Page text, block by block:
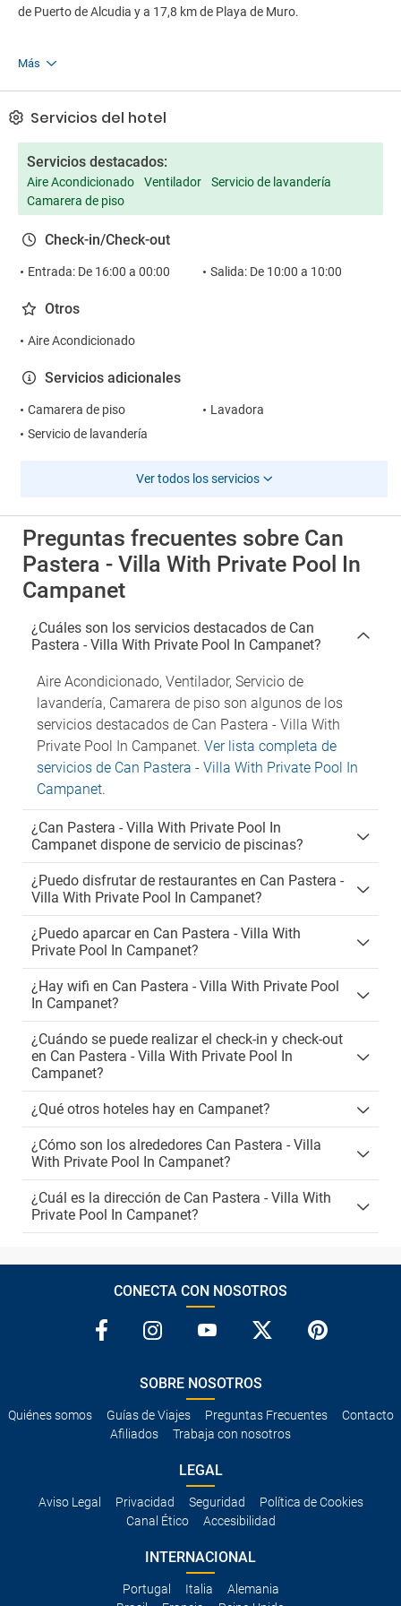
coche ya que la parada de bus más próxima está a 650 m, en
Campanet. En el pueblo también encontrará supermercado,
en Inca.
de Puerto de Alcudia y a 17,8 km de Playa de Muro.
Más
Servicios del hotel
Servicios destacados:
Aire Acondicionado Ventilador
Servicio de lavandería
Camarera de piso
Check-in/Check-out
Entrada: De 16:00 a 00:00 Salida: De 10:00 a 10:00
Otros
Aire Acondicionado
Servicios adicionales
Camarera de piso
Lavadora
Servicio de lavandería
Ver todos los servicios
Preguntas frecuentes sobre Can
Pastera - Villa With Private Pool In
Campanet
¿Cuáles son los servicios destacados de Can
Pastera - Villa With Private Pool In Campanet?
Aire Acondicionado, Ventilador, Servicio de
lavandería, Camarera de piso son algunos de los
servicios destacados de Can Pastera - Villa With
Private Pool In Campanet. Ver lista completa de
servicios de Can Pastera - Villa With Private Pool In
Campanet.
¿Can Pastera - Villa With Private Pool In
Campanet dispone de servicio de piscinas?
¿Puedo disfrutar de restaurantes en Can Pastera -
Villa With Private Pool In Campanet?
¿Puedo aparcar en Can Pastera - Villa With
Private Pool In Campanet?
¿Hay wifi en Can Pastera - Villa With Private Pool
In Campanet?
¿Cuándo se puede realizar el check-in y check-out
en Can Pastera - Villa With Private Pool In
Campanet?
¿Qué otros hoteles hay en Campanet?
¿Cómo son los alrededores Can Pastera - Villa
With Private Pool In Campanet?
¿Cuál es la dirección de Can Pastera - Villa With
Private Pool In Campanet?
CONECTA CON NOSOTROS
SOBRE NOSOTROS
Quiénes somos Guías de Viajes Preguntas Frecuentes
Contacto
Afiliados
Trabaja con nosotros
LEGAL
Aviso Legal Privacidad Seguridad
Política de Cookies
Canal Ético
Accesibilidad
INTERNACIONAL
Portugal Italia
Alemania